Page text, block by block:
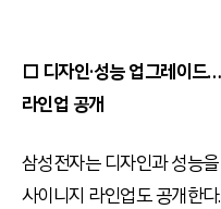
□ 디자인·성능 업그레이드
라인업 공개
삼성전자는 디자인과 성능
사이니지 라인업도 공개한다.